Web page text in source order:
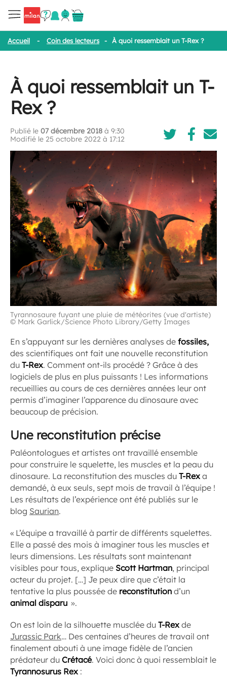
Accueil - Coin des lecteurs - À quoi ressemblait un T-Rex ?
À quoi ressemblait un T-
Rex ?
Publié le 07 décembre 2018 à 9:30
Modifié le 25 octobre 2022 à 17:12
Tyrannosaure fuyant une pluie de météorites (vue d'artiste)
© Mark Garlick/Science Photo Library/Getty Images
En s’appuyant sur les dernières analyses de fossiles,
des scientifiques ont fait une nouvelle reconstitution
du T-Rex. Comment ont-ils procédé ? Grâce à des
logiciels de plus en plus puissants ! Les informations
recueillies au cours de ces dernières années leur ont
permis d’imaginer l’apparence du dinosaure avec
beaucoup de précision.
Une reconstitution précise
Paléontologues et artistes ont travaillé ensemble
pour construire le squelette, les muscles et la peau du
dinosaure. La reconstitution des muscles du T-Rex a
demandé, à eux seuls, sept mois de travail à l’équipe !
Les résultats de l’expérience ont été publiés sur le
blog Saurian.
« L’équipe a travaillé à partir de différents squelettes.
Elle a passé des mois à imaginer tous les muscles et
leurs dimensions. Les résultats sont maintenant
visibles pour tous, explique Scott Hartman, principal
acteur du projet. […] Je peux dire que c’était la
tentative la plus poussée de reconstitution d’un
animal disparu ».
On est loin de la silhouette musclée du T-Rex de
Jurassic Park… Des centaines d’heures de travail ont
finalement abouti à une image fidèle de l’ancien
prédateur du Crétacé. Voici donc à quoi ressemblait le
Tyrannosurus Rex :